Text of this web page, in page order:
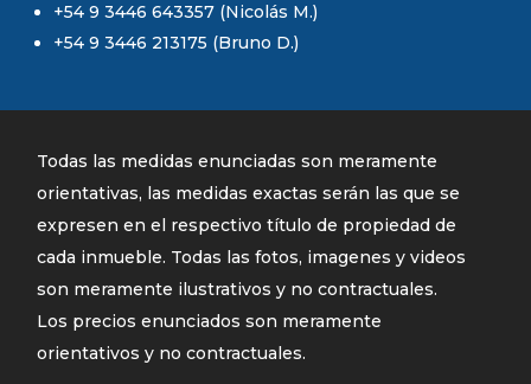
+54 9 3446 643357 (Nicolás M.)
+54 9 3446 213175 (Bruno D.)
Todas las medidas enunciadas son meramente
orientativas, las medidas exactas serán las que se
expresen en el respectivo título de propiedad de
cada inmueble. Todas las fotos, imagenes y videos
son meramente ilustrativos y no contractuales.
Los precios enunciados son meramente
orientativos y no contractuales.